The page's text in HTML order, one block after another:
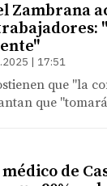
Zambrana
| 17:51
que "la
que
de